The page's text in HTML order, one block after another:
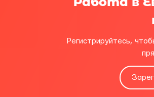
Регистрируйтесь,